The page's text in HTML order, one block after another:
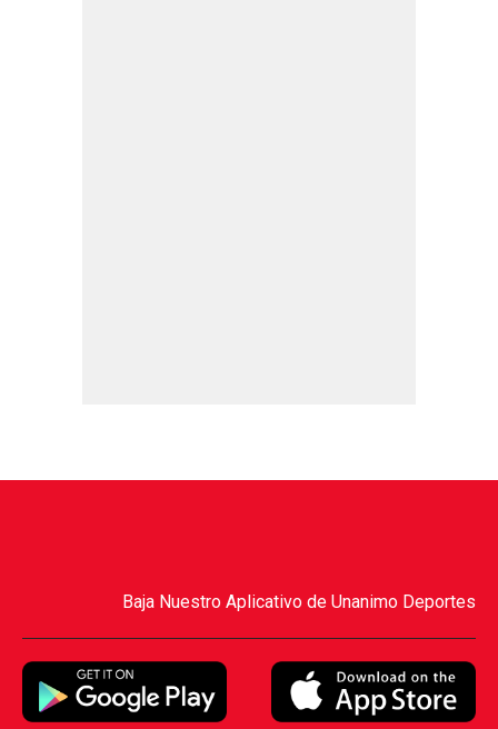
Baja Nuestro Aplicativo de Unanimo Deportes